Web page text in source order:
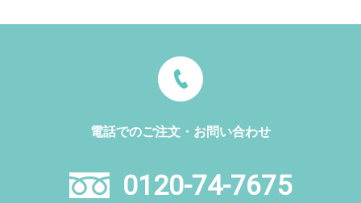
電話でのご注文・お問い合わせ
0120-74-7675